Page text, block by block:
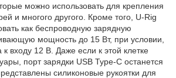
можно использовать для крепления
и многого другого. Кроме того, U-Rig
как беспроводную зарядную
мощность до 15 Вт, при условии,
входу 12 В. Даже если к этой клетке
порт зарядки USB Type-C останется
силиконовые рукоятки для